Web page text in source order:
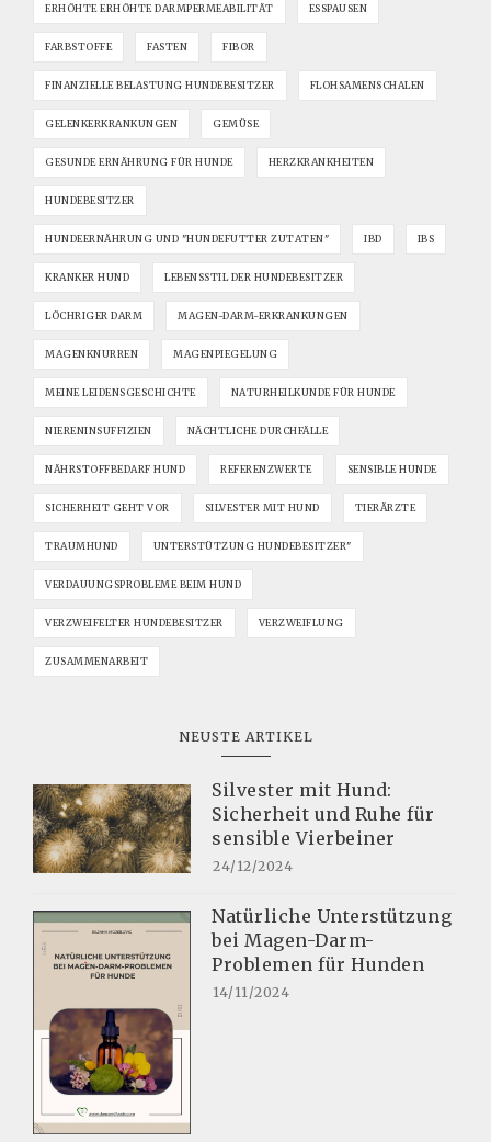
ERHÖHTE ERHÖHTE DARMPERMEABILITÄT ESSPAUSEN
FARBSTOFFE FASTEN FIBOR
FINANZIELLE BELASTUNG HUNDEBESITZER FLOHSAMENSCHALEN
GELENKERKRANKUNGEN GEMÜSE
GESUNDE ERNÄHRUNG FÜR HUNDE HERZKRANKHEITEN
HUNDEBESITZER
HUNDEERNÄHRUNG UND "HUNDEFUTTER ZUTATEN" IBD IBS
KRANKER HUND LEBENSSTIL DER HUNDEBESITZER
LÖCHRIGER DARM MAGEN-DARM-ERKRANKUNGEN
MAGENKNURREN MAGENPIEGELUNG
MEINE LEIDENSGESCHICHTE NATURHEILKUNDE FÜR HUNDE
NIERENINSUFFIZIEN NÄCHTLICHE DURCHFÄLLE
NÄHRSTOFFBEDARF HUND REFERENZWERTE SENSIBLE HUNDE
SICHERHEIT GEHT VOR SILVESTER MIT HUND TIERÄRZTE
TRAUMHUND UNTERSTÜTZUNG HUNDEBESITZER"
VERDAUUNGSPROBLEME BEIM HUND
VERZWEIFELTER HUNDEBESITZER VERZWEIFLUNG
ZUSAMMENARBEIT
NEUSTE ARTIKEL
Silvester mit Hund:
Sicherheit und Ruhe für
sensible Vierbeiner
24/12/2024
Natürliche Unterstützung
bei Magen-Darm-
Problemen für Hunden
14/11/2024